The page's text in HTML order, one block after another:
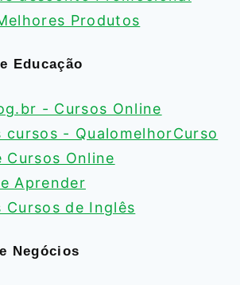
Produtos
Educação
- Cursos Online
cursos - QualomelhorCurso
Cursos Online
Aprender
Cursos de Inglês
Negócios